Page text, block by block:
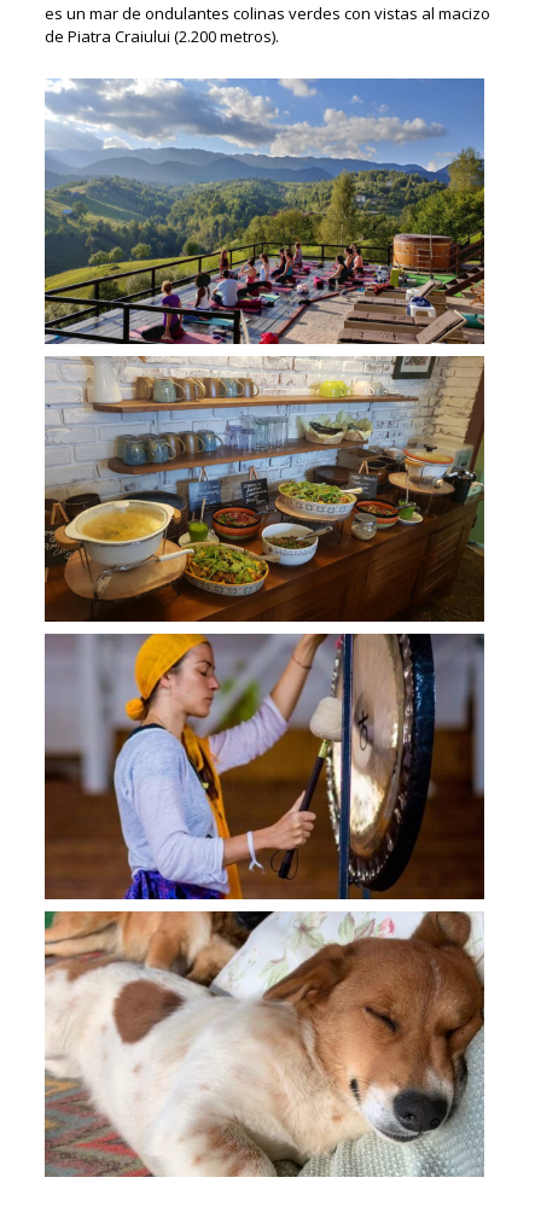
es un mar de ondulantes colinas verdes con vistas al macizo
de Piatra Craiului (2.200 metros).